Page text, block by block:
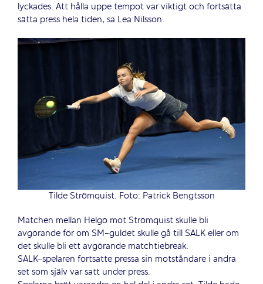
lyckades. Att hålla uppe tempot var viktigt och fortsätta
sätta press hela tiden, sa Lea Nilsson.
Tilde Strömquist. Foto: Patrick Bengtsson
Matchen mellan Helgö mot Strömquist skulle bli
avgörande för om SM-guldet skulle gå till SALK eller om
det skulle bli ett avgörande matchtiebreak.
SALK-spelaren fortsatte pressa sin motståndare i andra
set som själv var satt under press.